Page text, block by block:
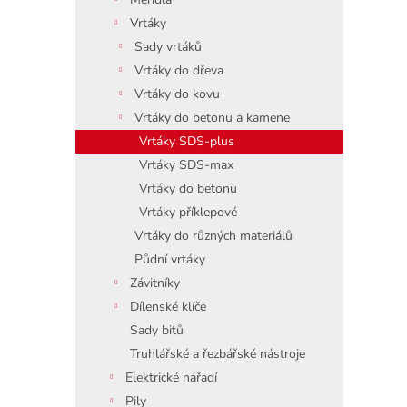
Vrtáky
Sady vrtáků
Vrtáky do dřeva
Vrtáky do kovu
Vrtáky do betonu a kamene
Vrtáky SDS-plus
Vrtáky SDS-max
Vrtáky do betonu
Vrtáky příklepové
Vrtáky do různých materiálů
Půdní vrtáky
Závitníky
Dílenské klíče
Sady bitů
Truhlářské a řezbářské nástroje
Elektrické nářadí
Pily